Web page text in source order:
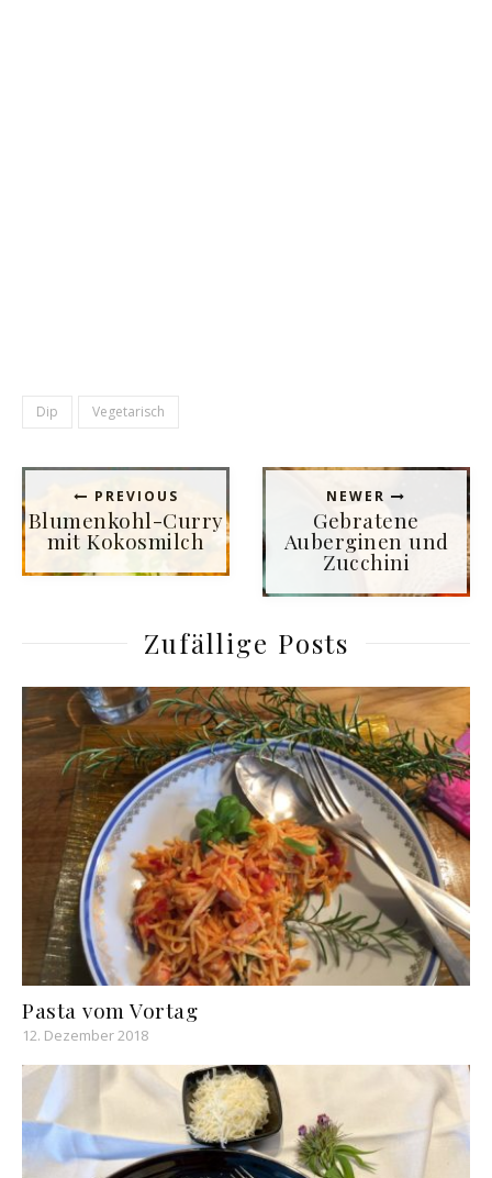
Dip Vegetarisch
PREVIOUS
Blumenkohl-Curry
mit Kokosmilch
NEWER
Gebratene
Auberginen und
Zucchini
Zufällige Posts
Pasta vom Vortag
12. Dezember 2018